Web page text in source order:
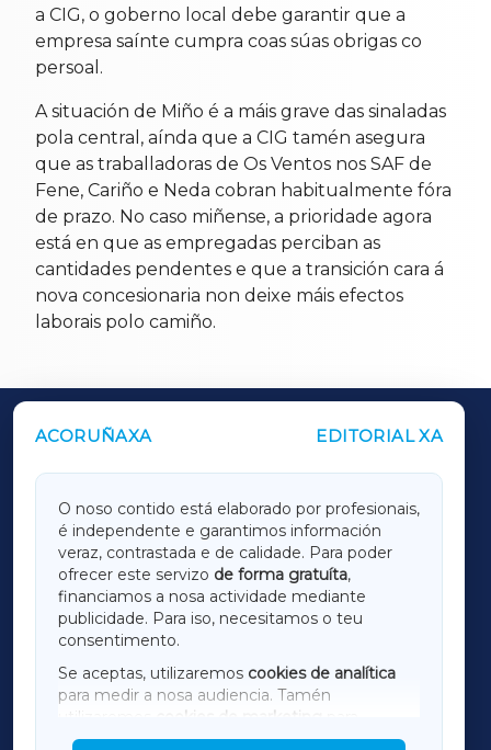
a CIG, o goberno local debe garantir que a
empresa saínte cumpra coas súas obrigas co
persoal.
A situación de Miño é a máis grave das sinaladas
pola central, aínda que a CIG tamén asegura
que as traballadoras de Os Ventos nos SAF de
Fene, Cariño e Neda cobran habitualmente fóra
de prazo. No caso miñense, a prioridade agora
está en que as empregadas perciban as
cantidades pendentes e que a transición cara á
nova concesionaria non deixe máis efectos
laborais polo camiño.
ACORUÑAXA EDITORIAL XA
O noso contido está elaborado por profesionais,
é independente e garantimos información
veraz, contrastada e de calidade. Para poder
ofrecer este servizo de forma gratuíta,
financiamos a nosa actividade mediante
publicidade. Para iso, necesitamos o teu
consentimento.
Se aceptas, utilizaremos cookies de analítica
para medir a nosa audiencia. Tamén
utilizaremos
cookies de marketing
mostrar publicidade de terceiros.
OUTROS PERIÓDICOS
LUGOXA
TERRACHAXA
AMARIÑAXA